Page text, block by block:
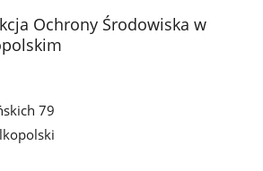
Ochrony Środowiska w
79